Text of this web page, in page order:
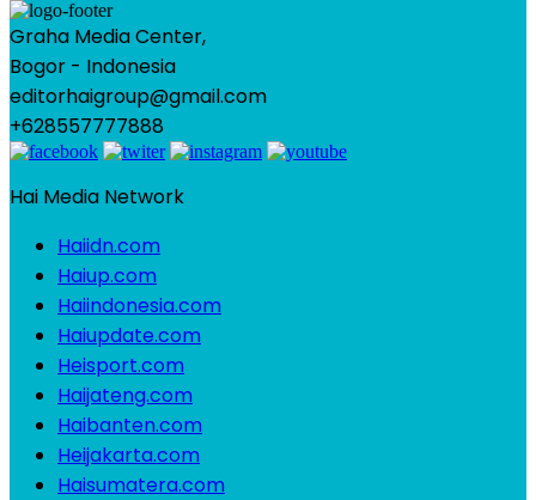
Graha Media Center,
Bogor - Indonesia
editorhaigroup@gmail.com
+628557777888
Hai Media Network
Haiidn.com
Haiup.com
Haiindonesia.com
Haiupdate.com
Heisport.com
Haijateng.com
Haibanten.com
Heijakarta.com
Haisumatera.com